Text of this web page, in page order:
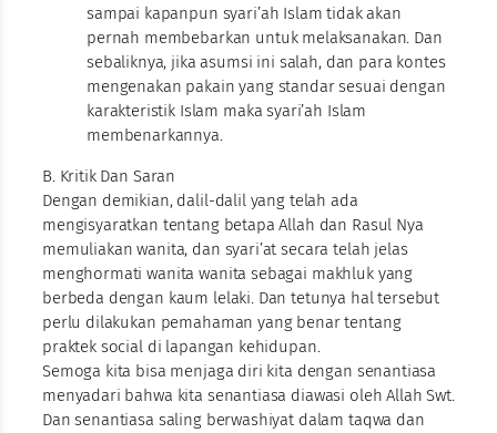
sampai kapanpun syari’ah Islam tidak akan
pernah membebarkan untuk melaksanakan. Dan
sebaliknya, jika asumsi ini salah, dan para kontes
mengenakan pakain yang standar sesuai dengan
karakteristik Islam maka syari’ah Islam
membenarkannya.
B. Kritik Dan Saran
Dengan demikian, dalil-dalil yang telah ada
mengisyaratkan tentang betapa Allah dan Rasul Nya
memuliakan wanita, dan syari’at secara telah jelas
menghormati wanita wanita sebagai makhluk yang
berbeda dengan kaum lelaki. Dan tetunya hal tersebut
perlu dilakukan pemahaman yang benar tentang
praktek social di lapangan kehidupan.
Semoga kita bisa menjaga diri kita dengan senantiasa
menyadari bahwa kita senantiasa diawasi oleh Allah Swt.
Dan senantiasa saling berwashiyat dalam taqwa dan